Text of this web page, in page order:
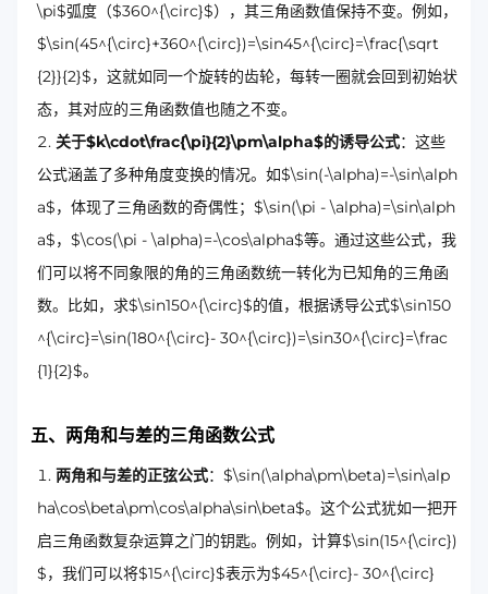
\pi$弧度（$360^{\circ}$），其三角函数值保持不变。例如，
$\sin(45^{\circ}+360^{\circ})=\sin45^{\circ}=\frac{\sqrt
{2}}{2}$，这就如同一个旋转的齿轮，每转一圈就会回到初始状
态，其对应的三角函数值也随之不变。
关于$k\cdot\frac{\pi}{2}\pm\alpha$的诱导公式：这些
公式涵盖了多种角度变换的情况。如$\sin(-\alpha)=-\sin\alph
a$，体现了三角函数的奇偶性；$\sin(\pi - \alpha)=\sin\alph
a$，$\cos(\pi - \alpha)=-\cos\alpha$等。通过这些公式，我
们可以将不同象限的角的三角函数统一转化为已知角的三角函
数。比如，求$\sin150^{\circ}$的值，根据诱导公式$\sin150
^{\circ}=\sin(180^{\circ}- 30^{\circ})=\sin30^{\circ}=\frac
{1}{2}$。
五、两角和与差的三角函数公式
两角和与差的正弦公式：$\sin(\alpha\pm\beta)=\sin\alp
ha\cos\beta\pm\cos\alpha\sin\beta$。这个公式犹如一把开
启三角函数复杂运算之门的钥匙。例如，计算$\sin(15^{\circ})
$，我们可以将$15^{\circ}$表示为$45^{\circ}- 30^{\circ}